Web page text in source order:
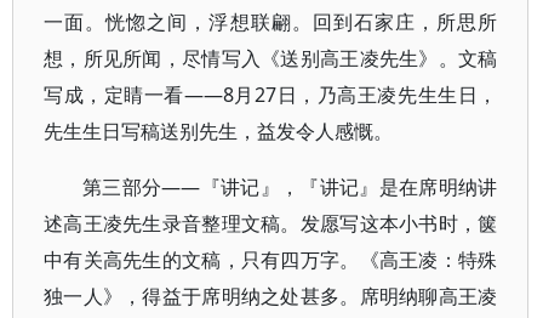
一面。恍惚之间，浮想联翩。回到石家庄，所思所
想，所见所闻，尽情写入《送别高王凌先生》。文稿
写成，定睛一看——8月27日，乃高王凌先生生日，
先生生日写稿送别先生，益发令人感慨。
第三部分——『讲记』，『讲记』是在席明纳讲
述高王凌先生录音整理文稿。发愿写这本小书时，箧
中有关高先生的文稿，只有四万字。《高王凌：特殊
独一人》，得益于席明纳之处甚多。席明纳聊高王凌